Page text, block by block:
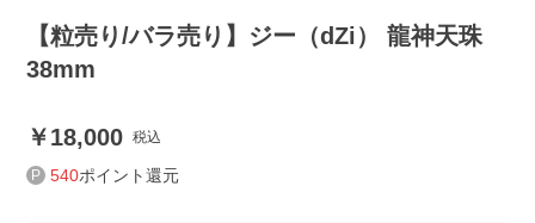
【粒売り/バラ売り】ジー（dZi） 龍神天珠
38mm
18,000 税込
540ポイント還元